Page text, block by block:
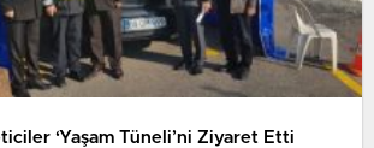
‘Yaşam Tüneli’ni Ziyaret Etti